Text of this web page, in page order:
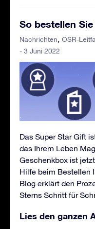
So bestellen
Nachrichten OSR-
- 3 Juni 2022
Das Super Star Gift
das Ihrem Leben
Geschenkbox ist
Hilfe beim Bestellen
Blog erklärt den
Sterns Schritt für
Lies den ganzen